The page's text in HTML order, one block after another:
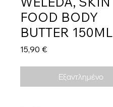
FOOD BODY
BUTTER 150ML
15,90 €Τιμή
Εξαντλημένο